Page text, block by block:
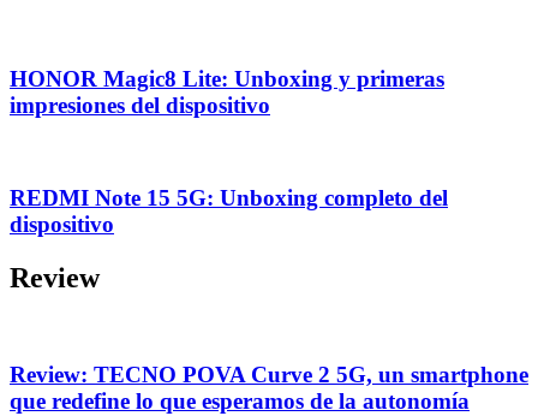
HONOR Magic8 Lite: Unboxing y primeras
impresiones del dispositivo
REDMI Note 15 5G: Unboxing completo del
dispositivo
Review
Review: TECNO POVA Curve 2 5G, un smartphone
que redefine lo que esperamos de la autonomía